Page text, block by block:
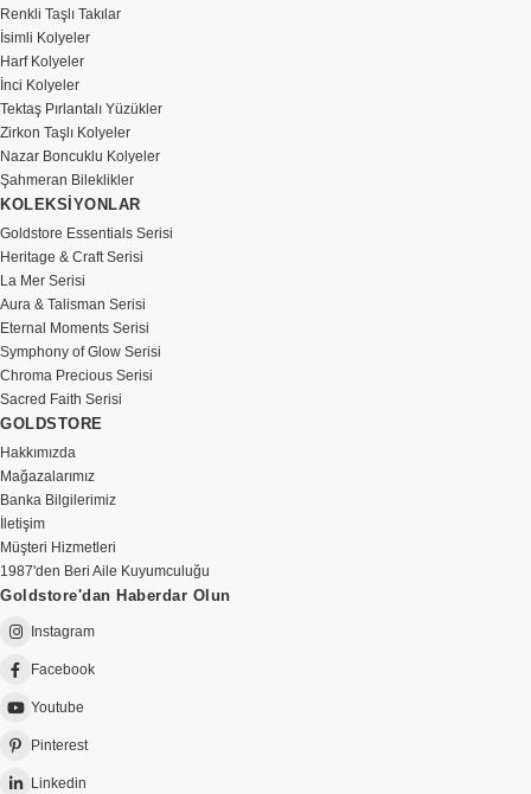
Renkli Taşlı Takılar
İsimli Kolyeler
Harf Kolyeler
İnci Kolyeler
Tektaş Pırlantalı Yüzükler
Zirkon Taşlı Kolyeler
Nazar Boncuklu Kolyeler
Şahmeran Bileklikler
KOLEKSİYONLAR
Goldstore Essentials Serisi
Heritage & Craft Serisi
La Mer Serisi
Aura & Talisman Serisi
Eternal Moments Serisi
Symphony of Glow Serisi
Chroma Precious Serisi
Sacred Faith Serisi
GOLDSTORE
Hakkımızda
Mağazalarımız
Banka Bilgilerimiz
İletişim
Müşteri Hizmetleri
1987'den Beri Aile Kuyumculuğu
Goldstore'dan Haberdar Olun
Instagram
Facebook
Youtube
Pinterest
Linkedin